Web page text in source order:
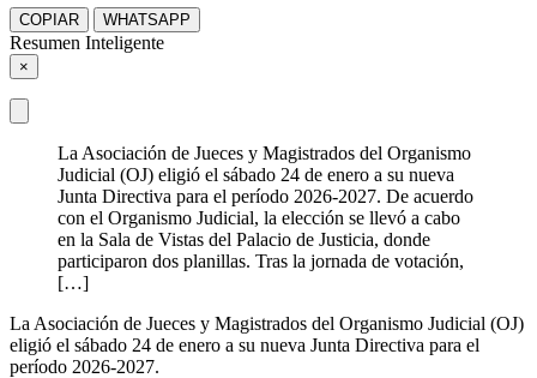
COPIAR WHATSAPP
Resumen Inteligente
×
La Asociación de Jueces y Magistrados del Organismo
Judicial (OJ) eligió el sábado 24 de enero a su nueva
Junta Directiva para el período 2026-2027. De acuerdo
con el Organismo Judicial, la elección se llevó a cabo
en la Sala de Vistas del Palacio de Justicia, donde
participaron dos planillas. Tras la jornada de votación,
[…]
La Asociación de Jueces y Magistrados del Organismo Judicial (OJ)
eligió el sábado 24 de enero a su nueva Junta Directiva para el
período 2026-2027.